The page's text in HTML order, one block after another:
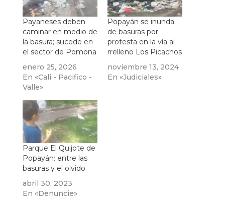
Payaneses deben
caminar en medio de
la basura; sucede en
el sector de Pomona
enero 25, 2026
En «Cali - Pacifico -
Valle»
Popayán se inunda
de basuras por
protesta en la vía al
rrelleno Los Picachos
noviembre 13, 2024
En «Judiciales»
Parque El Quijote de
Popayán: entre las
basuras y el olvido
abril 30, 2023
En «Denuncie»